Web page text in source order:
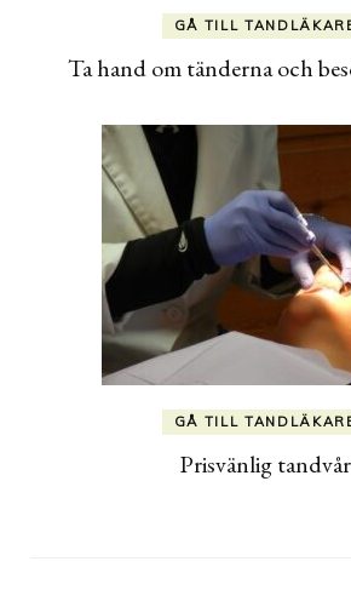
GÅ TILL
Ta hand om tänderna och
GÅ TILL
Prisvänlig